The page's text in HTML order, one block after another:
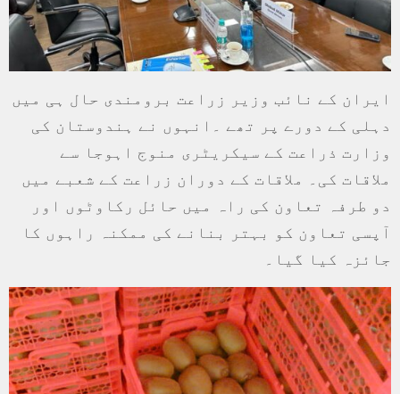
ایران کے نائب وزیر زراعت برومندی حال ہی میں
دہلی کے دورے پر تھے ۔انہوں نے ہندوستان کی
وزارت ذراعت کے سیکریٹری منوج اہوجا سے
ملاقات کی۔ ملاقات کے دوران زراعت کے شعبے میں
دو طرفہ تعاون کی راہ میں حائل رکاوٹوں اور
آپسی تعاون کو بہتر بنانے کی ممکنہ راہوں کا
جائزہ کیا گیا۔